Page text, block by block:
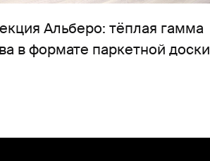
Альберо: тёплая гамма
в формате паркетной доски